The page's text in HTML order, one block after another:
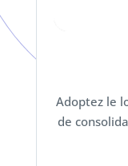
Adoptez le
de